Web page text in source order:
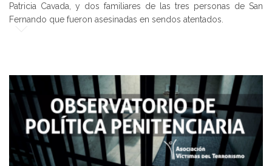
Patricia Cavada, y dos familiares de las tres personas de San
Fernando que fueron asesinadas en sendos atentados.